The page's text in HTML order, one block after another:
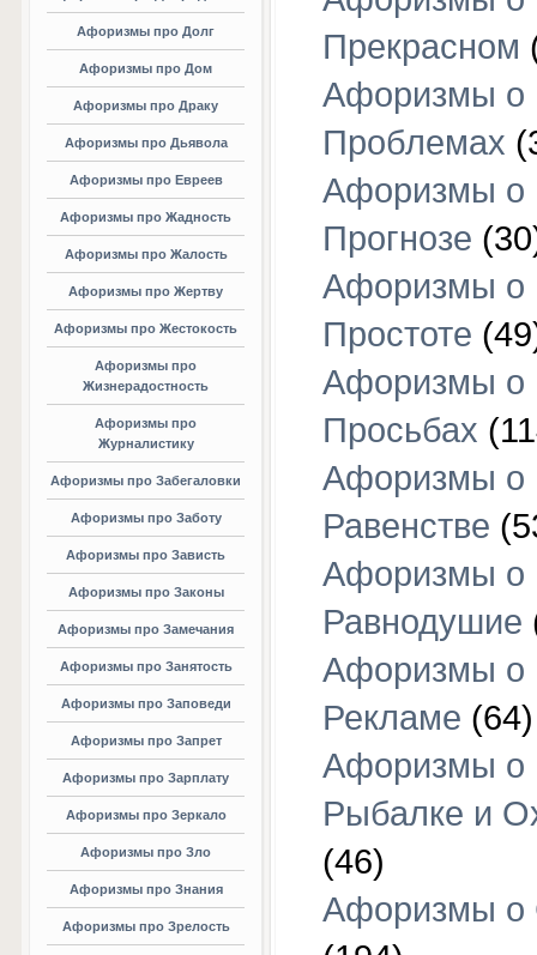
Афоризмы про Долг
Афоризмы про Дом
Афоризмы про Драку
Афоризмы про Дьявола
Афоризмы про Евреев
Афоризмы про Жадность
Афоризмы про Жалость
Афоризмы про Жертву
Афоризмы про Жестокость
Афоризмы про
Жизнерадостность
Афоризмы про
Журналистику
Афоризмы про Забегаловки
Афоризмы про Заботу
Афоризмы про Зависть
Афоризмы про Законы
Афоризмы про Замечания
Афоризмы про Занятость
Афоризмы про Заповеди
Афоризмы про Запрет
Афоризмы про Зарплату
Афоризмы про Зеркало
Афоризмы про Зло
Афоризмы про Знания
Афоризмы про Зрелость
Прекрасном
Афоризмы о
Проблемах
Афоризмы о
Прогнозе
Афоризмы о
Простоте
Афоризмы о
Просьбах
Афоризмы о
Равенстве
Афоризмы о
Равнодушие
Афоризмы о
Рекламе (64)
Афоризмы о
Рыбалке и
(46)
Афоризмы о